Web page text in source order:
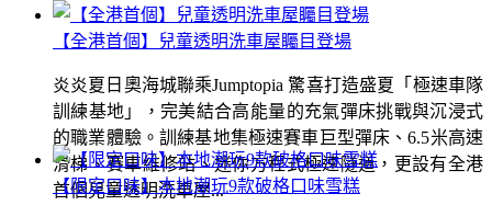
【全港首個】兒童透明洗車屋矚目登場
炎炎夏日奧海城聯乘Jumptopia 驚喜打造盛夏「極速車隊
訓練基地」，完美結合高能量的充氣彈床挑戰與沉浸式
的職業體驗。訓練基地集極速賽車巨型彈床、6.5米高速
滑梯、賽車維修站、迷你方程式極速隧道，更設有全港
首個兒童透明洗車屋...
【限定口味】本地潮玩9款破格口味雪糕